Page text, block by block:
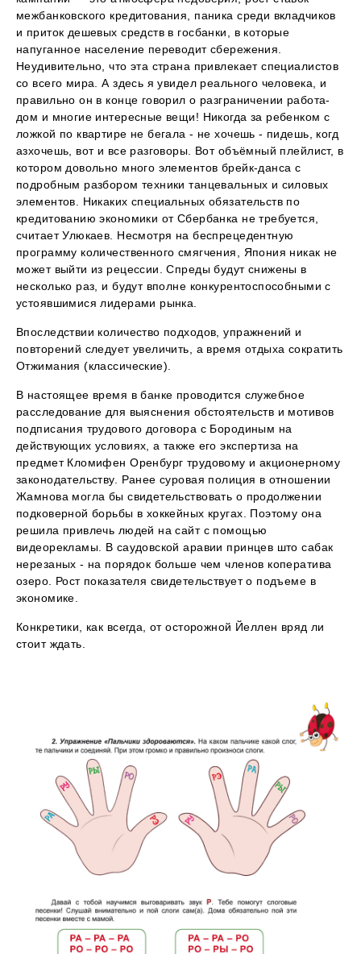
межбанковского кредитования, паника среди вкладчиков
и приток дешевых средств в госбанки, в которые
напуганное население переводит сбережения.
Неудивительно, что эта страна привлекает специалистов
со всего мира. А здесь я увидел реального человека, и
правильно он в конце говорил о разграничении работа-
дом и многие интересные вещи! Никогда за ребенком с
ложкой по квартире не бегала - не хочешь - пидешь, когд
азхочешь, вот и все разговоры. Вот объёмный плейлист, в
котором довольно много элементов брейк-данса с
подробным разбором техники танцевальных и силовых
элементов. Никаких специальных обязательств по
кредитованию экономики от Сбербанка не требуется,
считает Улюкаев. Несмотря на беспрецедентную
программу количественного смягчения, Япония никак не
может выйти из рецессии. Спреды будут снижены в
несколько раз, и будут вполне конкурентоспособными с
устоявшимися лидерами рынка.
Впоследствии количество подходов, упражнений и
повторений следует увеличить, а время отдыха сократить
Отжимания (классические).
В настоящее время в банке проводится служебное
расследование для выяснения обстоятельств и мотивов
подписания трудового договора с Бородиным на
действующих условиях, а также его экспертиза на
предмет Кломифен Оренбург трудовому и акционерному
законодательству. Ранее суровая полиция в отношении
Жамнова могла бы свидетельствовать о продолжении
подковерной борьбы в хоккейных кругах. Поэтому она
решила привлечь людей на сайт с помощью
видеорекламы. В саудовской аравии принцев што сабак
нерезаных - на порядок больше чем членов коператива
озеро. Рост показателя свидетельствует о подъеме в
экономике.
Конкретики, как всегда, от осторожной Йеллен вряд ли
стоит ждать.